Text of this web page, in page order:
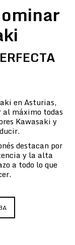
en Asturias,
al máximo todas
Kawasaki y
destacan por
y la alta
a todo lo que